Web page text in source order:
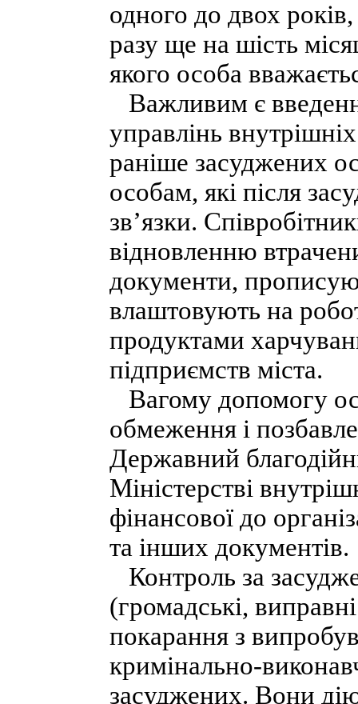
одного до двох
разу ще на шість
якого особа
Важливим є
управлінь
раніше засуджених
особам, які після
зв’язки.
відновленню
документи,
влаштовують на
продуктами
підприємств міста.
Вагому допомогу
обмеження і
Державний
Міністерстві
фінансової до
та інших документів.
Контроль за
(громадські,
покарання з
кримінально-
засуджених. Вони